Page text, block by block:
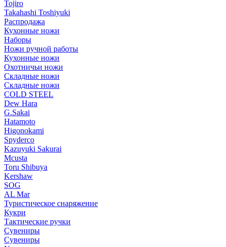
Tojiro
Takahashi Toshiyuki
Распродажа
Кухонные ножи
Наборы
Ножи ручной работы
Кухонные ножи
Охотничьи ножи
Складные ножи
Складные ножи
COLD STEEL
Dew Hara
G.Sakai
Hatamoto
Higonokami
Spyderco
Kazuyuki Sakurai
Mcusta
Toru Shibuya
Kershaw
SOG
AL Mar
Туристическое снаряжение
Кукри
Тактические ручки
Сувениры
Сувениры